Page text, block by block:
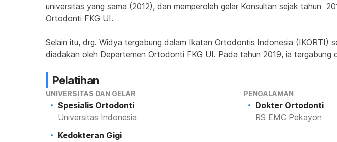
universitas yang sama (2012), dan memperoleh gelar Konsultan sejak tahun
Ortodonti FKG UI.
Selain itu, drg. Widya tergabung dalam Ikatan Ortodontis Indonesia
diadakan oleh Departemen Ortodonti FKG UI. Pada tahun 2019, ia
Pelatihan
UNIVERSITAS DAN GELAR
Spesialis Ortodonti
Universitas Indonesia
Kedokteran Gigi
PENGALAMAN
Dokter Ortodonti
RS EMC Pekayon